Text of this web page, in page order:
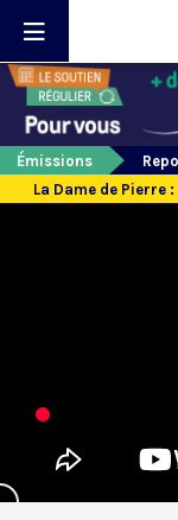
Émissions
La Dame de Pierre